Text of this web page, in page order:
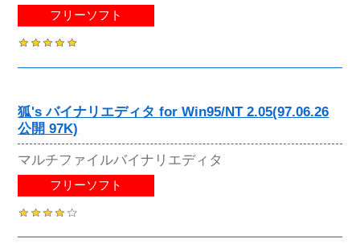
フリーソフト
狐's バイナリエディタ for Win95/NT 2.05(97.06.26
公開 97K)
マルチファイルバイナリエディタ
フリーソフト